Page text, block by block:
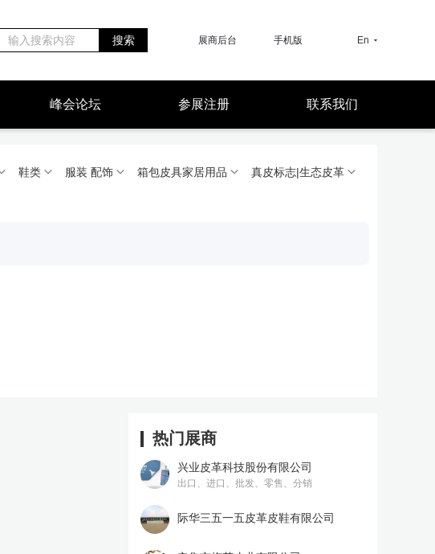
搜索 展商后台 手机版 En
峰会论坛 参展注册 联系我们
鞋类 服装 配饰 箱包皮具家居用品 真皮标志|生态皮革
热门展商
兴业皮革科技股份有限公司
出口、进口、批发、零售、分销
际华三五一五皮革皮鞋有限公司